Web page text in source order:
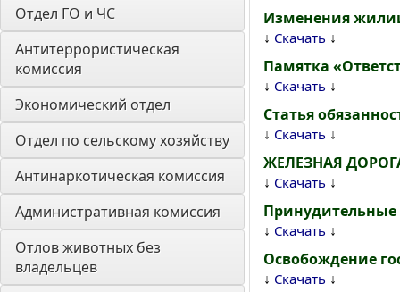
Отдел ГО и ЧС
Антитеррористическая
комиссия
Экономический отдел
Отдел по сельскому хозяйству
Антинаркотическая комиссия
Административная комиссия
Отлов животных без
владельцев
Изменения
↓ Скачать ↓
Памятка
↓ Скачать ↓
Статья
↓ Скачать ↓
ЖЕЛЕЗНАЯ
↓ Скачать ↓
Принудительные
↓ Скачать ↓
Освобождение
↓ Скачать ↓